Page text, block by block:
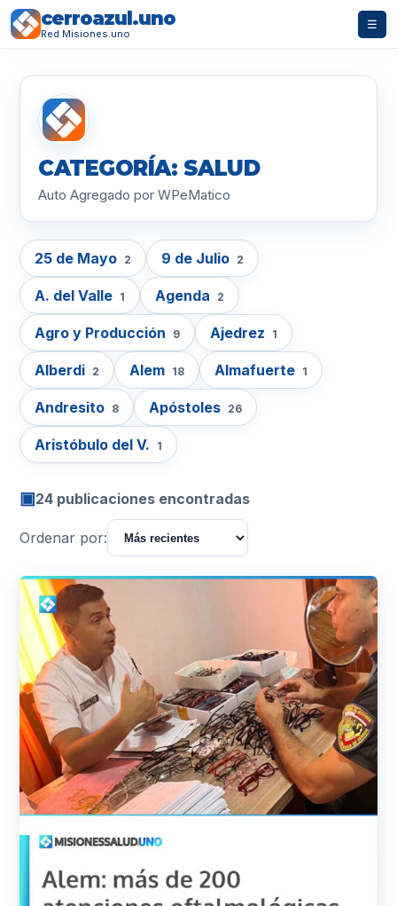
cerroazul.uno
Red Misiones.uno
☰
CATEGORÍA: SALUD
Auto Agregado por WPeMatico
25 de Mayo 2 9 de Julio 2
A. del Valle 1 Agenda 2
Agro y Producción 9 Ajedrez 1
Alberdi 2 Alem 18 Almafuerte 1
Andresito 8 Apóstoles 26
Aristóbulo del V. 1
▣24 publicaciones encontradas
Ordenar por: